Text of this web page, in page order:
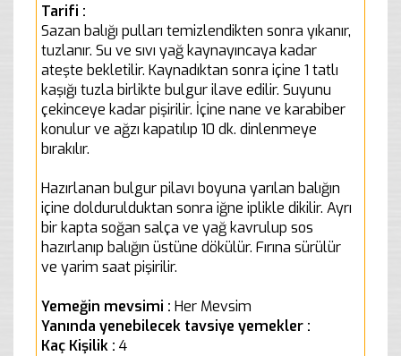
Tarifi :
Sazan balığı pulları temizlendikten sonra yıkanır,
tuzlanır. Su ve sıvı yağ kaynayıncaya kadar
ateşte bekletilir. Kaynadıktan sonra içine 1 tatlı
kaşığı tuzla birlikte bulgur ilave edilir. Suyunu
çekinceye kadar pişirilir. İçine nane ve karabiber
konulur ve ağzı kapatılıp 10 dk. dinlenmeye
bırakılır.
Hazırlanan bulgur pilavı boyuna yarılan balığın
içine doldurulduktan sonra iğne iplikle dikilir. Ayrı
bir kapta soğan salça ve yağ kavrulup sos
hazırlanıp balığın üstüne dökülür. Fırına sürülür
ve yarim saat pişirilir.
Yemeğin mevsimi : Her Mevsim
Yanında yenebilecek tavsiye yemekler :
Kaç Kişilik : 4